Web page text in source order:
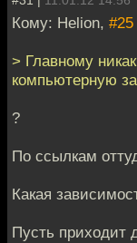
Кому: Helion, #25
> Главному
компьютерную
?
По ссылкам
Какая
Пусть приходит